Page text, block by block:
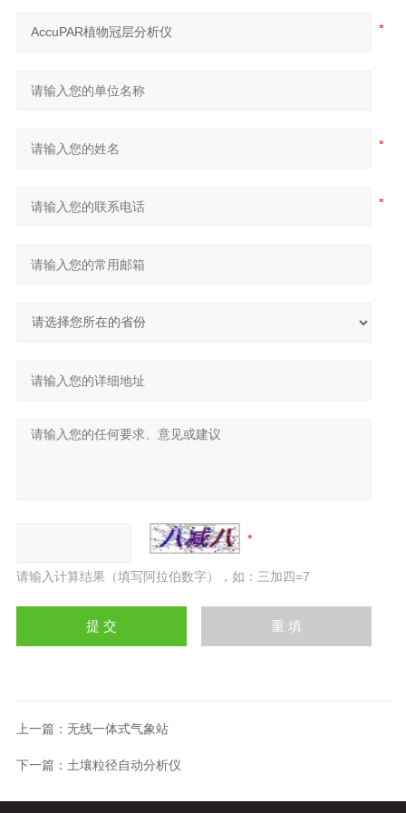
请输入计算结果（填写阿拉伯数字），如：三加四=7
上一篇： 无线一体式气象站
下一篇： 土壤粒径自动分析仪